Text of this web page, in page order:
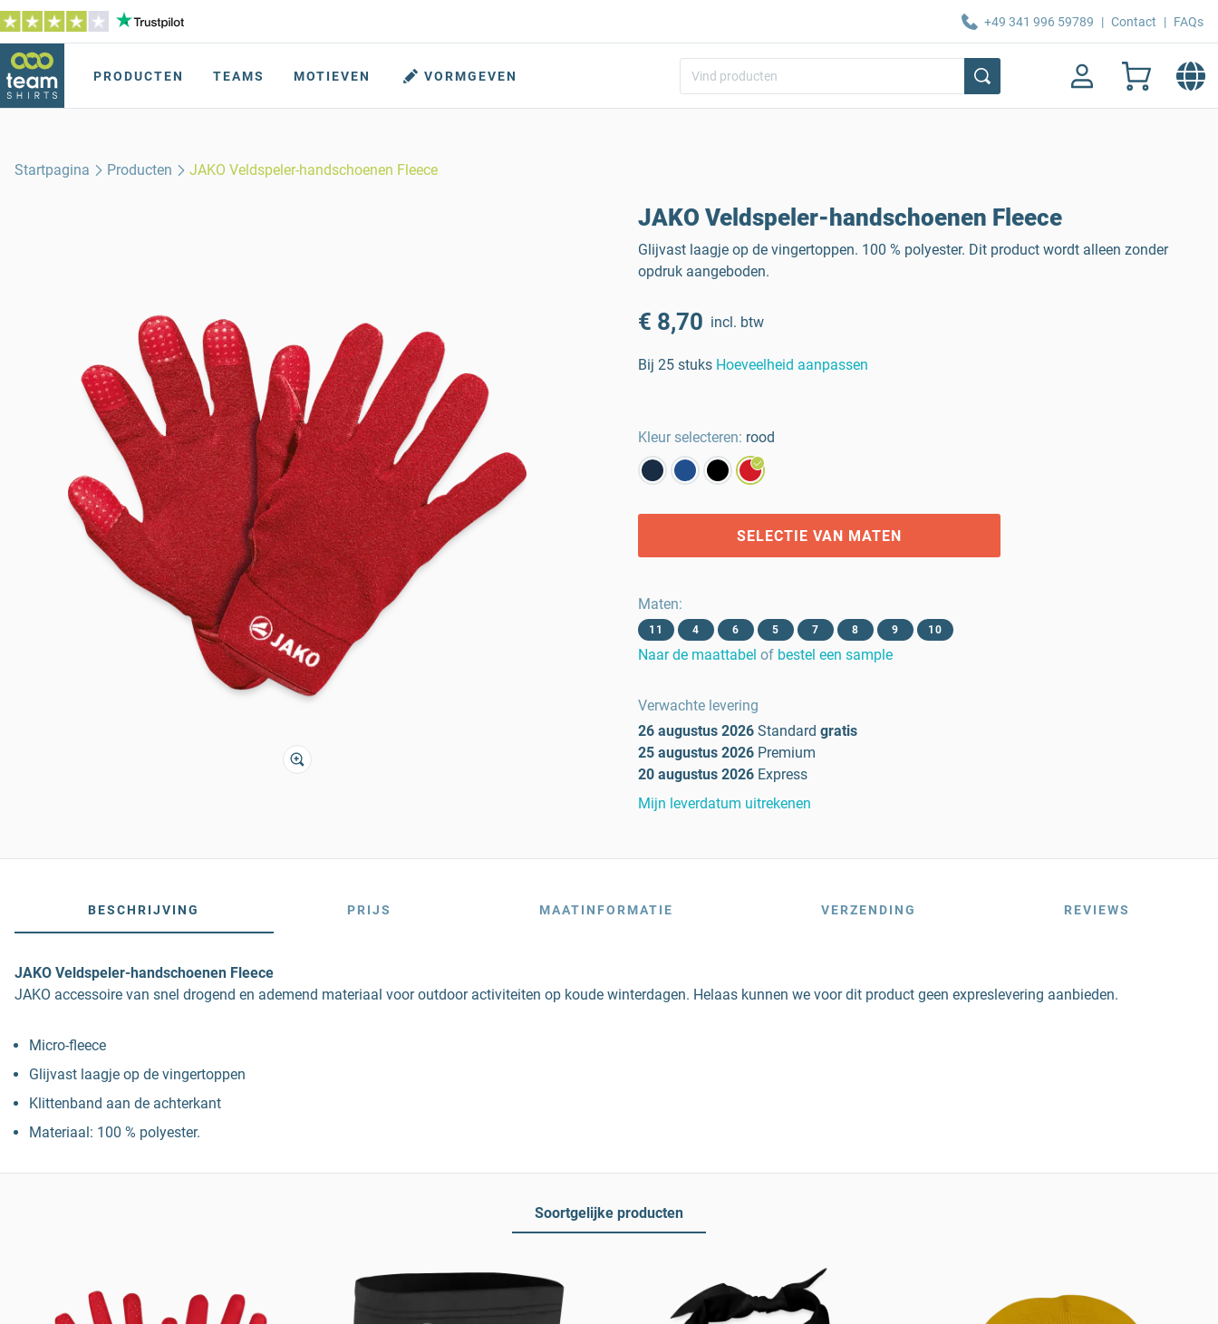
+49 341 996 59789 | Contact | FAQs
PRODUCTEN TEAMS MOTIEVEN VORMGEVEN
Startpagina Producten JAKO Veldspeler-handschoenen Fleece
JAKO Veldspeler-handschoenen Fleece
Glijvast laagje op de vingertoppen. 100 % polyester. Dit product wordt alleen zonder
opdruk aangeboden.
€ 8,70 incl. btw
Bij 25 stuks Hoeveelheid aanpassen
Kleur selecteren: rood
SELECTIE VAN MATEN
Maten:
11 4 6 5 7 8 9 10
Naar de maattabel of bestel een sample
Verwachte levering
26 augustus 2026 Standard gratis
25 augustus 2026 Premium
20 augustus 2026 Express
Mijn leverdatum uitrekenen
BESCHRIJVING PRIJS MAATINFORMATIE VERZENDING REVIEWS
JAKO Veldspeler-handschoenen Fleece
JAKO accessoire van snel drogend en ademend materiaal voor outdoor activiteiten op koude winterdagen. Helaas kunnen we voor dit product geen expreslevering aanbieden.
Micro-fleece
Glijvast laagje op de vingertoppen
Klittenband aan de achterkant
Materiaal: 100 % polyester.
Soortgelijke producten